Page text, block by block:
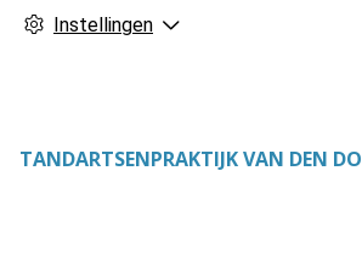
Instellingen
TANDARTSENPRAKTIJK VAN DEN